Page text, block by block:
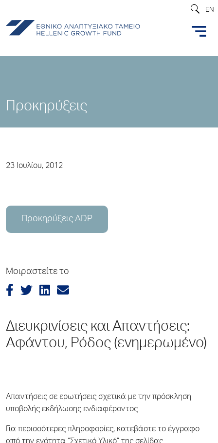
EN
Προκηρύξεις
23 Ιουλίου, 2012
Προκηρύξεις ADP
Μοιραστείτε το
Διευκρινίσεις και Απαντήσεις:
Αφάντου, Ρόδος (ενημερωμένο)
Απαντήσεις σε ερωτήσεις σχετικά με την πρόσκληση
υποβολής εκδήλωσης ενδιαφέροντος.
Για περισσότερες πληροφορίες, κατεβάστε το έγγραφο